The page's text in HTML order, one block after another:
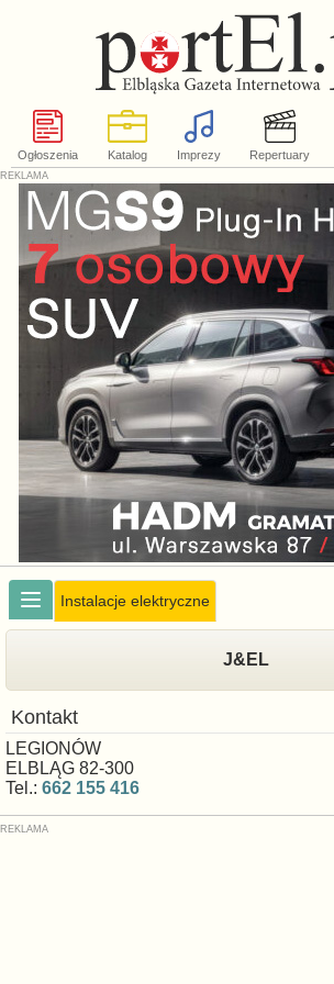
Ogłoszenia Katalog Imprezy Repertuary
Instalacje elektryczne
J&EL
Kontakt
LEGIONÓW
ELBLĄG 82-300
Tel.: 662 155 416